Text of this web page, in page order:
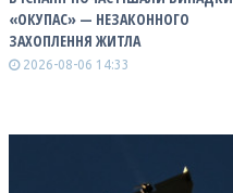
«ОКУПАС» — НЕЗАКОННОГО
ЗАХОПЛЕННЯ ЖИТЛА
2026-08-06 14:33